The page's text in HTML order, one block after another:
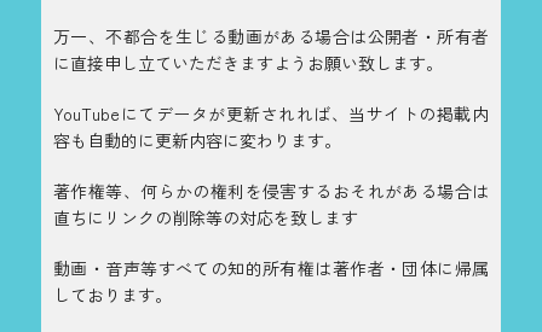
万一、不都合を生じる動画がある場合は公開者・所有者
に直接申し立ていただきますようお願い致します。
YouTubeにてデータが更新されれば、当サイトの掲載内
容も自動的に更新内容に変わります。
著作権等、何らかの権利を侵害するおそれがある場合は
直ちにリンクの削除等の対応を致します
動画・音声等すべての知的所有権は著作者・団体に帰属
しております。